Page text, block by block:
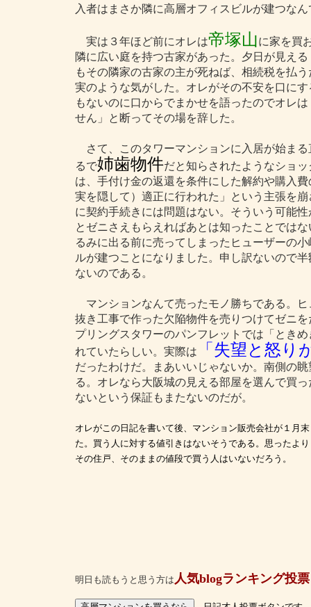
入者はまさか隣に高層オフィスビルが建つな
実は３年ほど前にオレは帝塚山に家を買
隣に広い庭を持つ古家があった。夕日が見え
もその隣家の古家の主が死ねば、相続税を払
実のような気がした。オレがその不安を口に
もないのに口からでまかせを語ったのでオレ
せん」と断ってその場を辞した。
さて、このタワーマンションに入居が始ま
るで姉歯物件だと知らされたようなショ
は、手付け金の返還を条件にした解約や購入
実を隠して）適正に行われた」という主張を
に契約手続きには問題はない。そういう可能
とゼニさえもらえればあとは知ったことでは
るみに出る前に売ってしまったヒューザーの
ルが建つことになりました。申し訳ないので
ないのである。
マンションなんて売ったモノ勝ちである。
抜き工事で作った欠陥物件を売りつけてゼニ
プリングスタワーのパンフレットでは「とき
れていたらしい。実際は
「失望と怒り
だったわけだ。まあいいじゃないか。南側の
る。オレなら大阪城の見える部屋を選んで買
ないという保証もまたないのだが。
オレがこの日記を書いて後、マンション販売会社が１月
た。買う人に対する値引きはないそうである。思ったよ
その住戸、そのままの値段で買う人はいないだろう。
明日も読もうと思う方は 人気blogランキング投票